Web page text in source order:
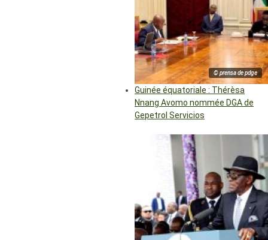
© prensa de pdge
Guinée équatoriale : Thérèsa
Nnang Avomo nommée DGA de
Gepetrol Servicios